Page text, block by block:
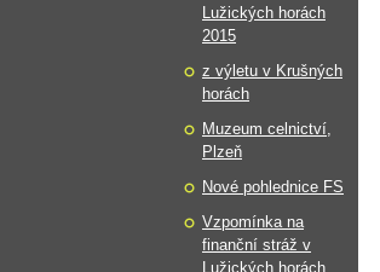
Lužických horách
2015
z výletu v Krušných
horách
Muzeum celnictví,
Plzeň
Nové pohlednice FS
Vzpomínka na
finanční stráž v
Lužických horách